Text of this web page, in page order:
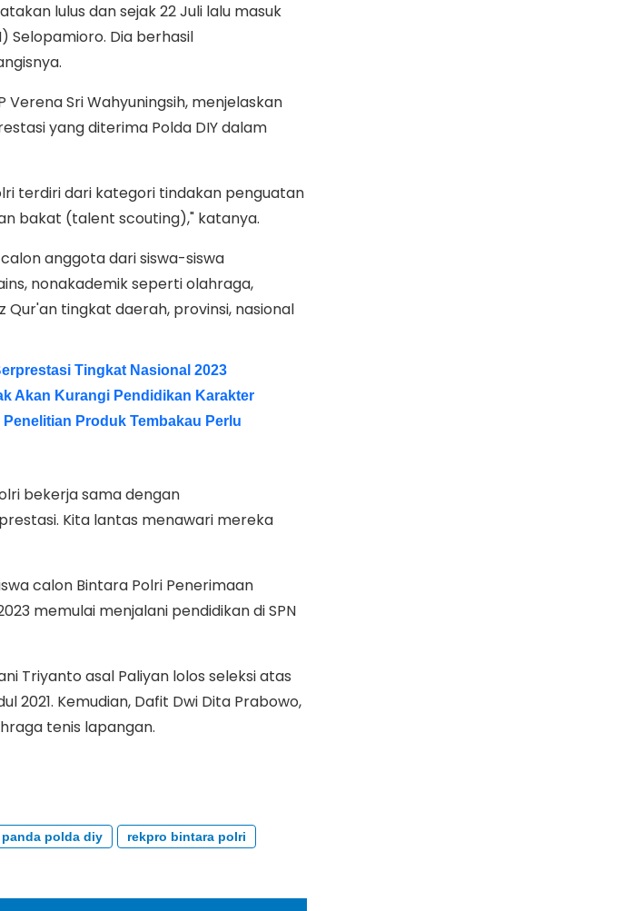
lulus dan sejak 22 Juli lalu masuk
Selopamioro. Dia berhasil
Verena Sri Wahyuningsih, menjelaskan
yang diterima Polda DIY dalam
terdiri dari kategori tindakan penguatan
bakat (talent scouting)," katanya.
anggota dari siswa-siswa
nonakademik seperti olahraga,
Qur'an tingkat daerah, provinsi, nasional
Tingkat Nasional 2023
Akan Kurangi Pendidikan Karakter
Produk Tembakau Perlu
bekerja sama dengan
Kita lantas menawari mereka
calon Bintara Polri Penerimaan
memulai menjalani pendidikan di SPN
Triyanto asal Paliyan lolos seleksi atas
2021. Kemudian, Dafit Dwi Dita Prabowo,
tenis lapangan.
panda polda diy rekpro bintara polri